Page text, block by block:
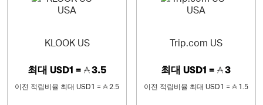
KLOOK US
최대 USD1 = 3.5
이전 적립비율 최대 USD1 = 2.5
Trip.com US
최대 USD1 = 3
이전 적립비율 최대 USD1 = 1.5